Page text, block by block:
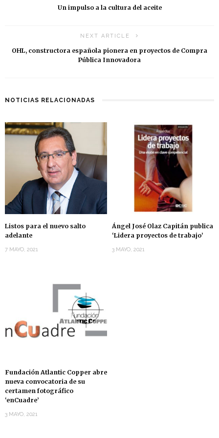
Un impulso a la cultura del aceite
NEXT ARTICLE
OHL, constructora española pionera en proyectos de Compra
Pública Innovadora
NOTICIAS RELACIONADAS
Listos para el nuevo salto
adelante
7 MAYO, 2021
Ángel José Olaz Capitán publica
‘Lidera proyectos de trabajo’
3 MAYO, 2021
Fundación Atlantic Copper abre
nueva convocatoria de su
certamen fotográfico
‘enCuadre’
3 MAYO, 2021